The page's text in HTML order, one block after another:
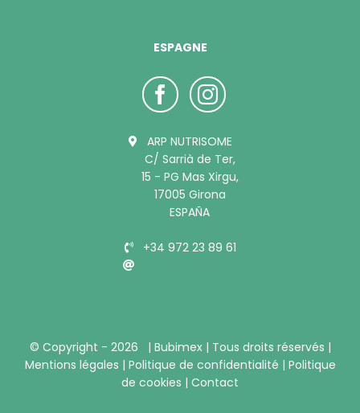
ESPAGNE
ARP NUTRISOME
C/ Sarrià de Ter,
15 - PG Mas Xirgu,
17005 Girona
ESPAÑA
+34 972 23 89 61
© Copyright - 2026 | Bubimex | Tous droits réservés |
Mentions légales | Politique de confidentialité | Politique
de cookies | Contact